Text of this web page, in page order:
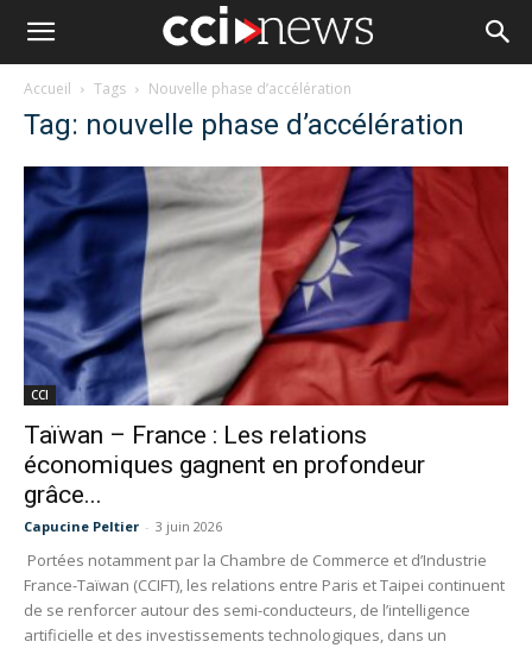
Accueil Tags Nouvelle phase d’accélération
Tag: nouvelle phase d’accélération
CCI
Taïwan – France : Les relations
économiques gagnent en profondeur
grâce...
Capucine Peltier - 3 juin 2026
Portées notamment par la Chambre de Commerce et d’Industrie
France-Taïwan (CCIFT), les relations entre Paris et Taipei continuent
de se renforcer autour des semi-conducteurs, de l’intelligence
artificielle et des investissements technologiques, dans un